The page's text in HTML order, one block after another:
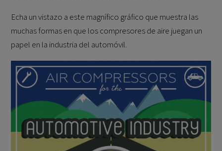
Echa un vistazo a este magnífico gráfico que muestra las
muchas formas en que los compresores de aire juegan un
papel en la industria del automóvil.